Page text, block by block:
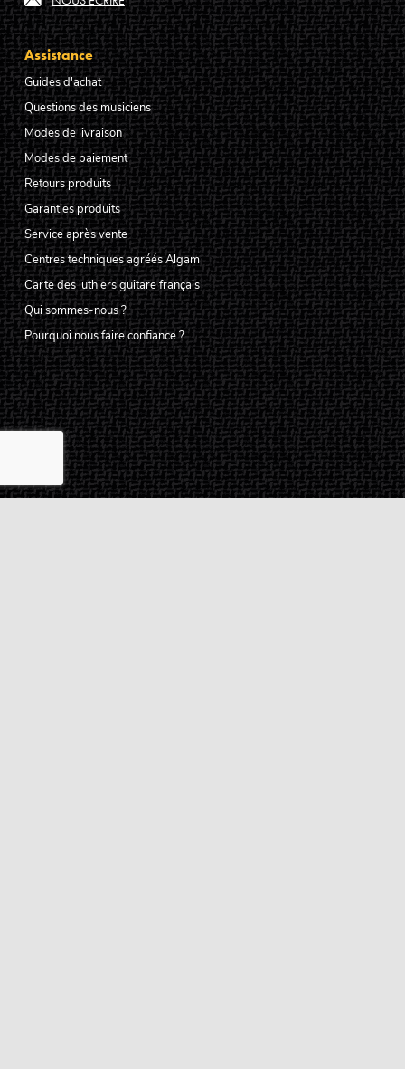
Assistance
Guides d'achat
Questions des musiciens
Modes de livraison
Modes de paiement
Retours produits
Garanties produits
Service après vente
Centres techniques agréés Algam
Carte des luthiers guitare français
Qui sommes-nous ?
Pourquoi nous faire confiance ?